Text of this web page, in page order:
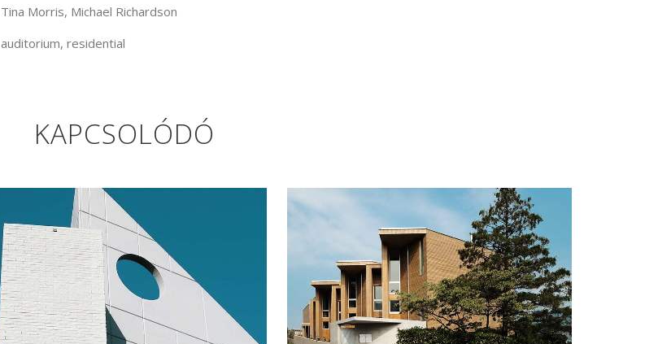
Tina Morris, Michael Richardson
auditorium, residential
KAPCSOLÓDÓ